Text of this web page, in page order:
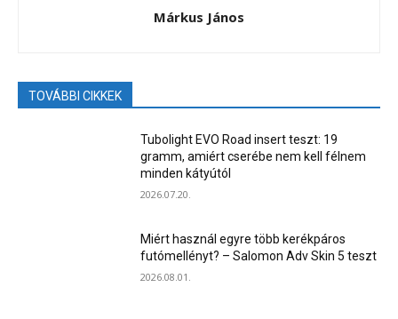
Márkus János
TOVÁBBI CIKKEK
Tubolight EVO Road insert teszt: 19
gramm, amiért cserébe nem kell félnem
minden kátyútól
2026.07.20.
Miért használ egyre több kerékpáros
futómellényt? – Salomon Adv Skin 5 teszt
2026.08.01.